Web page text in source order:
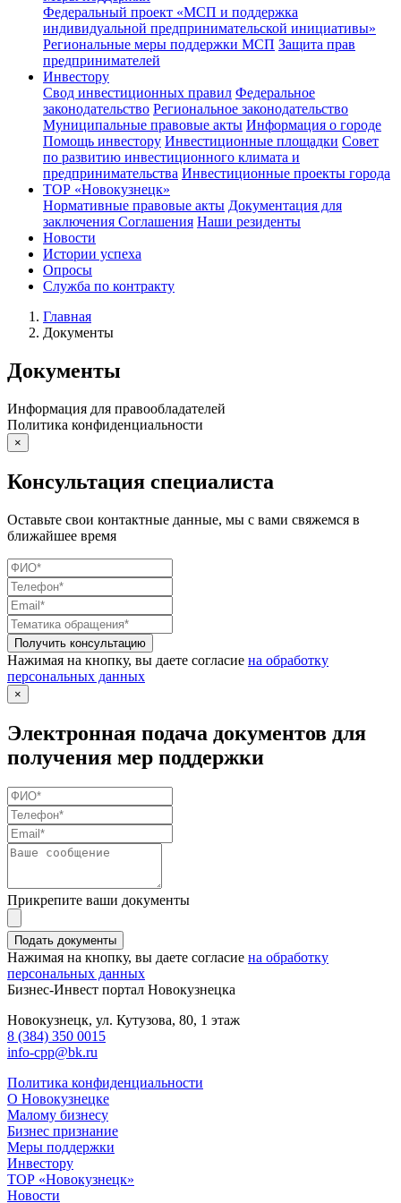
Федеральный проект «МСП и поддержка
индивидуальной предпринимательской инициативы»
Региональные меры поддержки МСП Защита прав
предпринимателей
Инвестору
Свод инвестиционных правил Федеральное
законодательство Региональное законодательство
Муниципальные правовые акты Информация о городе
Помощь инвестору Инвестиционные площадки Совет
по развитию инвестиционного климата и
предпринимательства Инвестиционные проекты города
ТОР «Новокузнецк»
Нормативные правовые акты Документация для
заключения Соглашения Наши резиденты
Новости
Истории успеха
Опросы
Служба по контракту
Главная
Документы
Документы
Информация для правообладателей
Политика конфиденциальности
×
Консультация специалиста
Оставьте свои контактные данные, мы с вами свяжемся в
ближайшее время
Нажимая на кнопку, вы даете согласие на обработку
персональных данных
×
Электронная подача документов для
получения мер поддержки
Прикрепите ваши документы
Нажимая на кнопку, вы даете согласие на обработку
персональных данных
Бизнес-Инвест портал Новокузнецка
Новокузнецк, ул. Кутузова, 80, 1 этаж
8 (384) 350 0015
info-cpp@bk.ru
Политика конфиденциальности
О Новокузнецке
Малому бизнесу
Бизнес признание
Меры поддержки
Инвестору
ТОР «Новокузнецк»
Новости